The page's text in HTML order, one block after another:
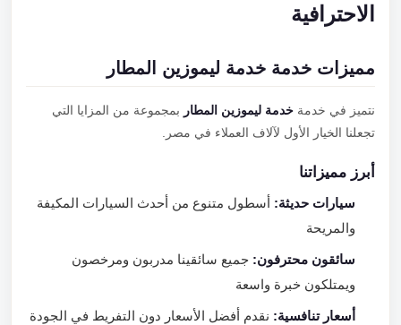
الاحترافية
مميزات خدمة خدمة ليموزين المطار
نتميز في خدمةخدمة ليموزين المطاربمجموعة من المزايا التي
تجعلنا الخيار الأول لآلاف العملاء في مصر.
أبرز مميزاتنا
سيارات حديثة:أسطول متنوع من أحدث السيارات المكيفة
والمريحة
سائقون محترفون:جميع سائقينا مدربون ومرخصون
ويمتلكون خبرة واسعة
أسعار تنافسية:نقدم أفضل الأسعار دون التفريط في الجودة